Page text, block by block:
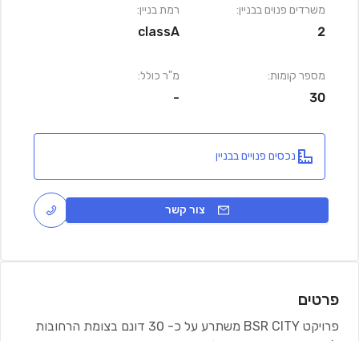
משרדים פנוים בבניין:
2
מספר קומות:
30
רמת בניין:
classA
מ"ר כולל:
-
נכסים פנויים בבניין
צור קשר
פרטים
פרויקט BSR CITY משתרע על כ- 30 דונם בצומת הרחובות